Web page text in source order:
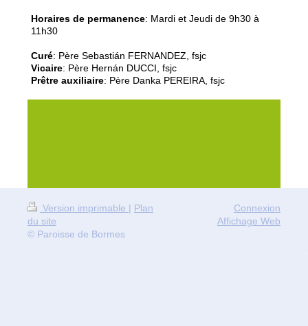
Horaires de permanence: Mardi et Jeudi de 9h30 à
11h30
Curé: Père Sebastián FERNANDEZ , fsjc
Vicaire: Père Hernán DUCCI , fsjc
Prêtre auxiliaire: Père Danka PEREIRA, fsjc
Version imprimable | Plan
du site
© Paroisse de Bormes
Connexion
Affichage Web